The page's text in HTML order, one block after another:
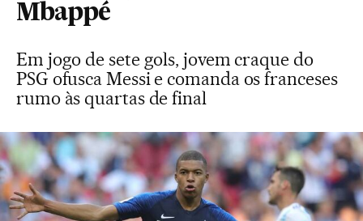
Mbappé
Em jogo de sete gols, jovem craque do
PSG ofusca Messi e comanda os franceses
rumo às quartas de final